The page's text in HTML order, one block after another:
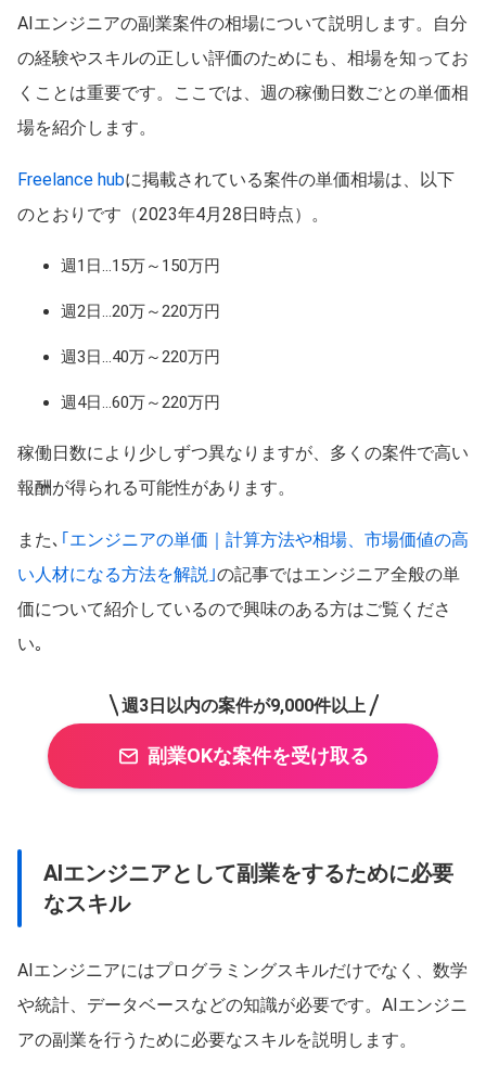
AIエンジニアの副業案件の相場について説明します。自分
の経験やスキルの正しい評価のためにも、相場を知ってお
くことは重要です。ここでは、週の稼働日数ごとの単価相
場を紹介します。
Freelance hubに掲載されている案件の単価相場は、以下
のとおりです（2023年4月28日時点）。
週1日…15万～150万円
週2日…20万～220万円
週3日…40万～220万円
週4日…60万～220万円
稼働日数により少しずつ異なりますが、多くの案件で高い
報酬が得られる可能性があります。
また､ ｢エンジニアの単価｜計算方法や相場、市場価値の高
い人材になる方法を解説｣の記事ではエンジニア全般の単
価について紹介しているので興味のある方はご覧くださ
い｡
週3日以内の案件が9,000件以上
副業OKな案件を受け取る
AIエンジニアとして副業をするために必要
なスキル
AIエンジニアにはプログラミングスキルだけでなく、数学
や統計、データベースなどの知識が必要です。AIエンジニ
アの副業を行うために必要なスキルを説明します。